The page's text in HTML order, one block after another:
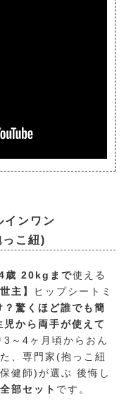
インワン
こ紐)
歳 20kgまで使える
主】 ヒップシートミ
？驚くほど誰でも簡
児から両手が使えて
3～4ヶ月頃からおん
、専門家(抱っこ紐
健師)が選ぶ 後悔し
部セット です。